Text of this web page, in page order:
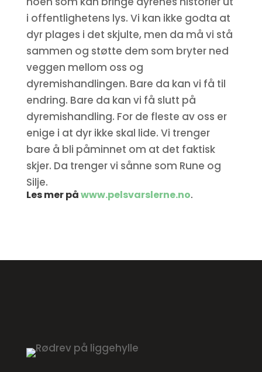
i offentlighetens lys. Vi kan ikke godta at
dyr plages i det skjulte, men da må vi stå
sammen og støtte dem som bryter ned
veggen mellom oss og
dyremishandlingen. Bare da kan vi få til
endring. Bare da kan vi få slutt på
dyremishandling. For de fleste av oss er
enige i at dyr ikke skal lide. Vi trenger
bare å bli påminnet om at det faktisk
skjer. Da trenger vi sånne som Rune og
Silje.
Les mer påwww.pelsvarslerne.no.